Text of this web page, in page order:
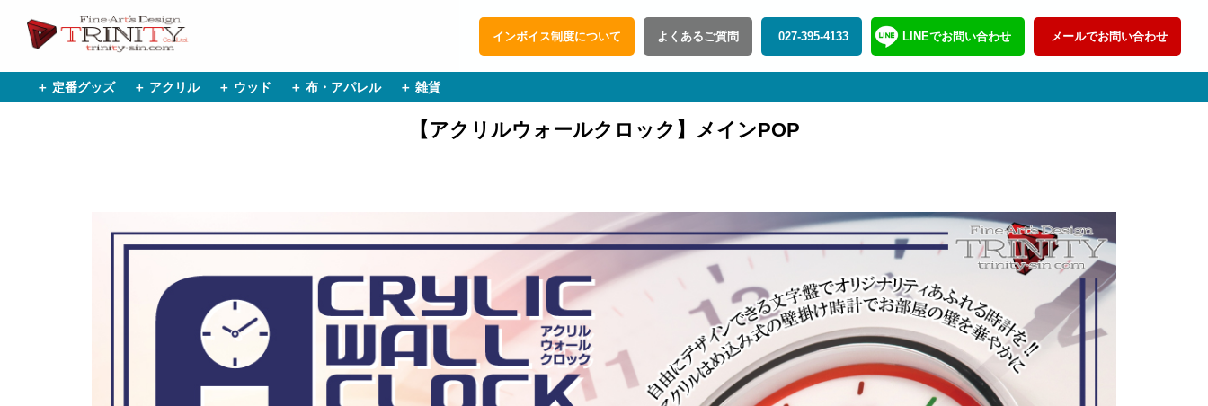
インボイス制度について よくあるご質問 027-395-4133 LINEでお問い合わせ メールでお問い合わせ
＋ 定番グッズ ＋ アクリル ＋ ウッド ＋ 布・アパレル ＋ 雑貨
【アクリルウォールクロック】メインPOP